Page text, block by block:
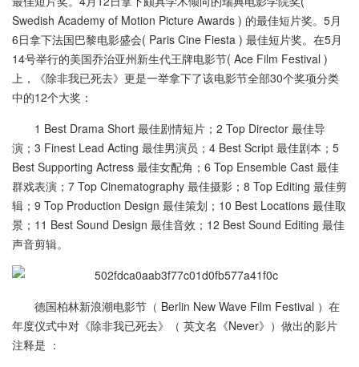
Swedish Academy of Motion Picture Awards ) 的最佳短片奖。5月
6日拿下法国巴黎电影盛会( Paris Cine Fiesta ) 最佳短片奖。在5月
14号举行的美国乔治亚州新生代王牌电影节( Ace Film Festival )
上，《除非我已死去》更是一举拿下了该电影节全部30个奖项分类
中的12个大奖：
1 Best Drama Short 最佳剧情短片；2 Top Director 最佳导
演；3 Finest Lead Acting 最佳男演员；4 Best Script 最佳剧本；5
Best Supporting Actress 最佳女配角；6 Top Ensemble Cast 最佳
群戏表演；7 Top Cinematography 最佳摄影；8 Top Editing 最佳剪
辑；9 Top Production Design 最佳策划；10 Best Locations 最佳取
景；11 Best Sound Design 最佳音效；12 Best Sound Editing 最佳
声音剪辑。
德国柏林新浪潮电影节（ Berlin New Wave Film Festival ）在
年度仪式中对《除非我已死去》（ 英文名《Never》）做出的影片
注释是 ：